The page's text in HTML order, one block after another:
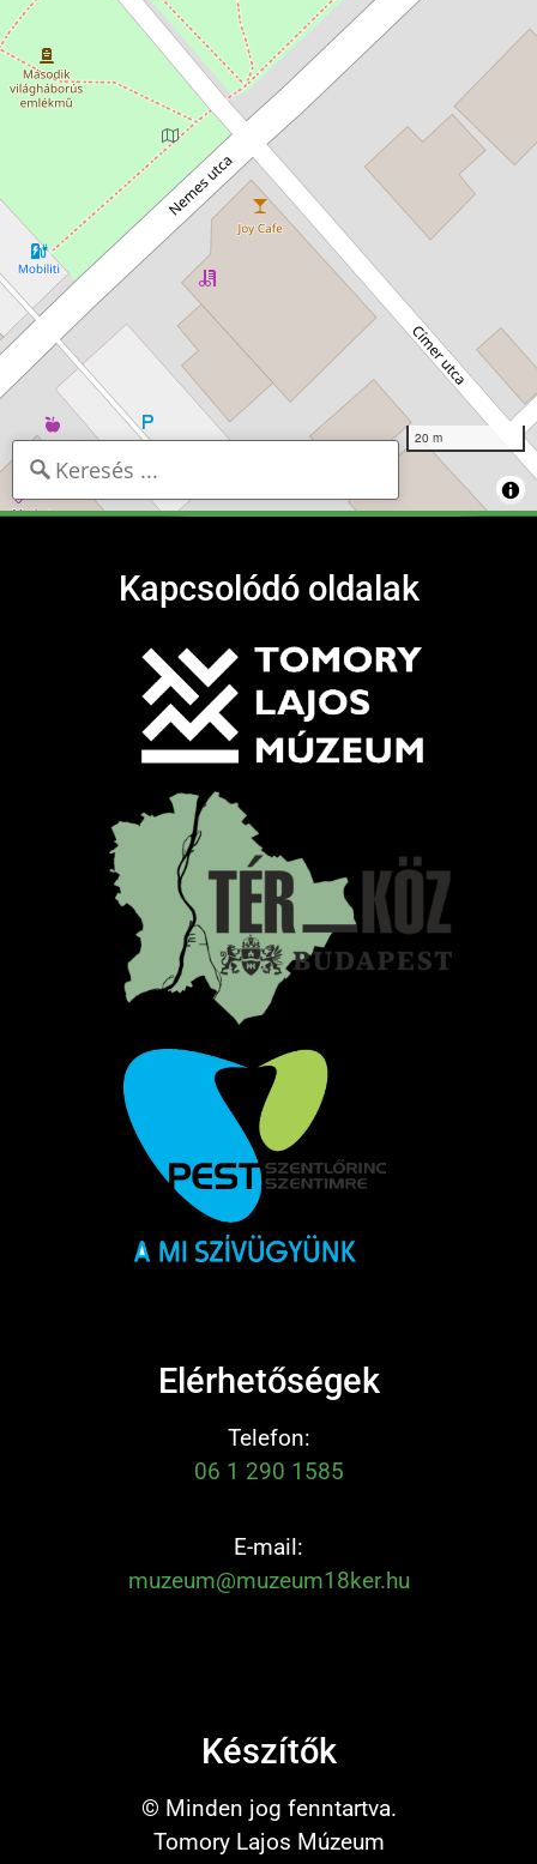
20 m
Kapcsolódó oldalak
Elérhetőségek
Telefon:
06 1 290 1585
E-mail:
muzeum@muzeum18ker.hu
Készítők
© Minden jog fenntartva.
Tomory Lajos Múzeum